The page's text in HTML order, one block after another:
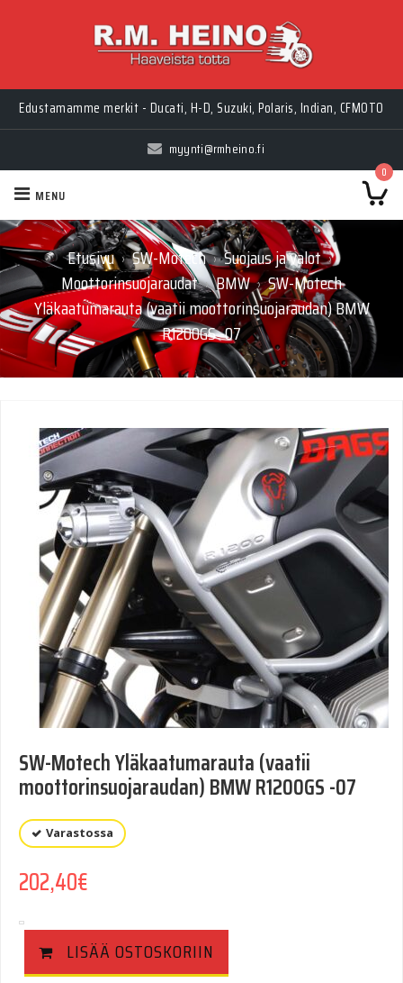
Edustamamme merkit - Ducati, H-D, Suzuki, Polaris, Indian, CFMOTO
myynti@rmheino.fi
0
MENU
Etusivu › SW-Motech › Suojaus ja valot ›
Moottorinsuojaraudat › BMW › SW-Motech
Yläkaatumarauta (vaatii moottorinsuojaraudan) BMW
R1200GS -07
SW-Motech Yläkaatumarauta (vaatii
moottorinsuojaraudan) BMW R1200GS -07
Varastossa
202,40€
LISÄÄ OSTOSKORIIN